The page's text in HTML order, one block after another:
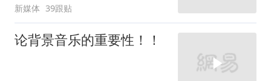
新媒体 39跟贴
论背景音乐的重要性！！